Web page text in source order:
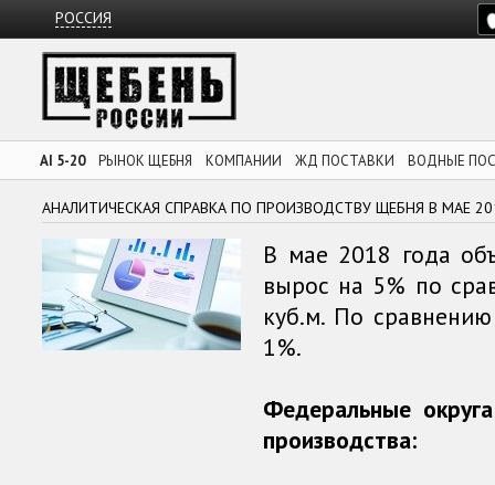
РОССИЯ
AI 5-20 РЫНОК ЩЕБНЯ КОМПАНИИ ЖД ПОСТАВКИ ВОДНЫЕ
АНАЛИТИЧЕСКАЯ СПРАВКА ПО ПРОИЗВОДСТВУ ЩЕБНЯ В МАЕ
В мае 2018 года
вырос на 5% по
куб.м. По
1%.
Федеральные
производства: